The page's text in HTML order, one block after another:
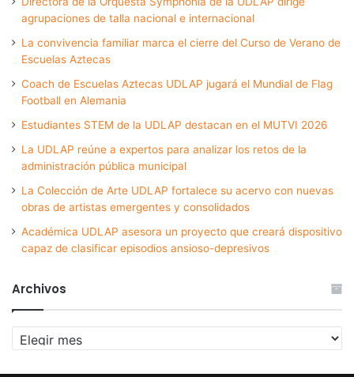
agrupaciones de talla nacional e internacional
La convivencia familiar marca el cierre del Curso de Verano de
Escuelas Aztecas
Coach de Escuelas Aztecas UDLAP jugará el Mundial de Flag
Football en Alemania
Estudiantes STEM de la UDLAP destacan en el MUTVI 2026
La UDLAP reúne a expertos para analizar los retos de la
administración pública municipal
La Colección de Arte UDLAP fortalece su acervo con nuevas
obras de artistas emergentes y consolidados
Académica UDLAP asesora un proyecto que creará dispositivo
capaz de clasificar episodios ansioso-depresivos
Archivos
Archivos